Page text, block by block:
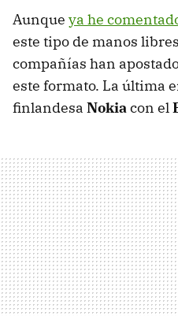
Aunque ya he
este tipo de manos
compañías han
este formato. La última
finlandesa Nokiacon el